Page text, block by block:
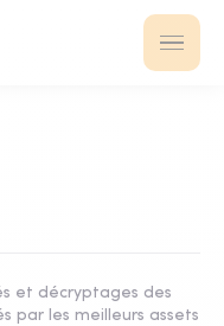
et décryptages des
par les meilleurs assets